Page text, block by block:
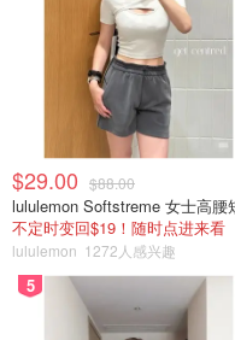
$29.00 $88.00
不定时变回$19！随时点进来看
lululemon 1272人感兴趣
5